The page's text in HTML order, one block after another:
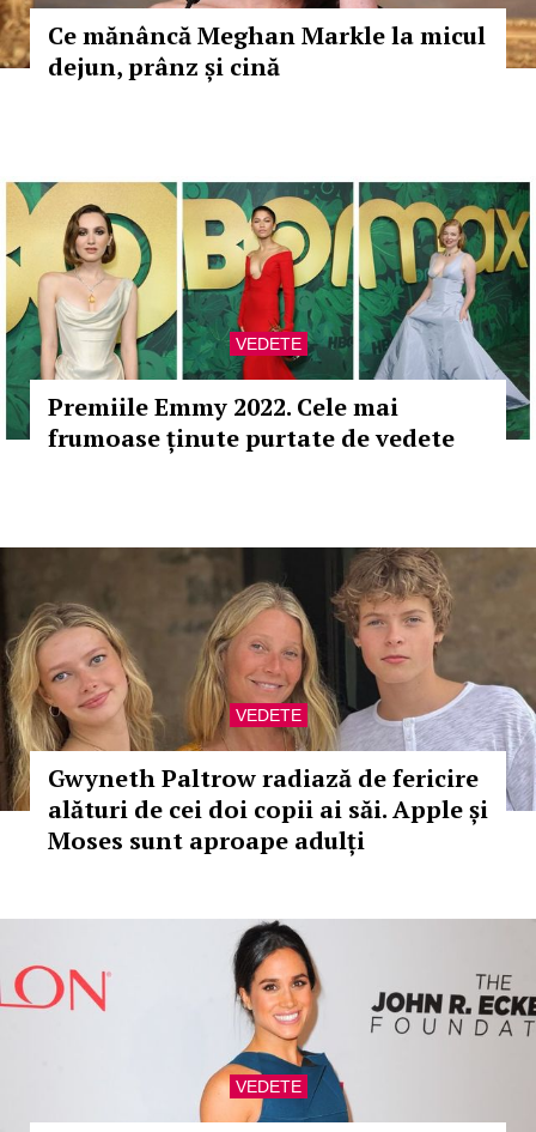
Ce mănâncă Meghan Markle la micul
dejun, prânz și cină
VEDETE
Premiile Emmy 2022. Cele mai
frumoase ținute purtate de vedete
VEDETE
Gwyneth Paltrow radiază de fericire
alături de cei doi copii ai săi. Apple și
Moses sunt aproape adulți
VEDETE